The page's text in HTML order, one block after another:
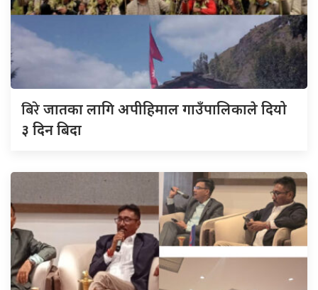
बिरेजातका लागि अपीहिमाल गाउँपालिकाले दियो
३ दिन बिदा